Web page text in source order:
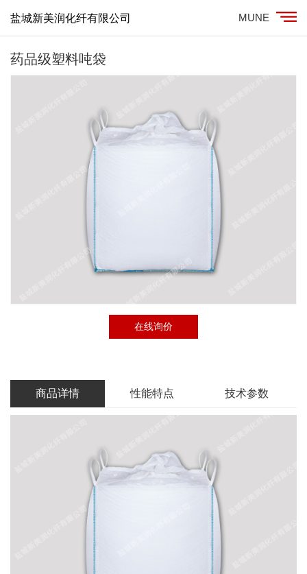
盐城新美润化纤有限公司 MUNE
药品级塑料吨袋
在线询价
商品详情 性能特点 技术参数